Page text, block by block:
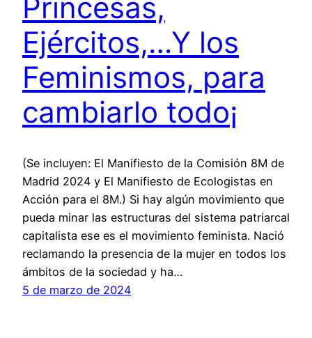
Princesas,
Ejércitos,…Y los
Feminismos, para
cambiarlo todo¡
(Se incluyen: El Manifiesto de la Comisión 8M de
Madrid 2024 y El Manifiesto de Ecologistas en
Acción para el 8M.) Si hay algún movimiento que
pueda minar las estructuras del sistema patriarcal
capitalista ese es el movimiento feminista. Nació
reclamando la presencia de la mujer en todos los
ámbitos de la sociedad y ha…
5 de marzo de 2024